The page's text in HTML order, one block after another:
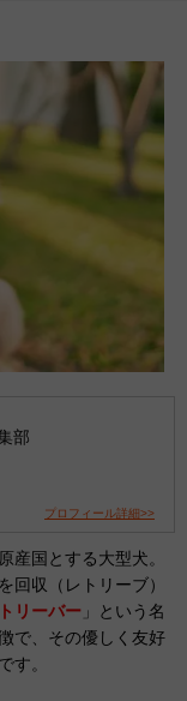
部
プロフィール詳細>>
産国とする大型犬。
回収（レトリーブ）
リーバー 」という名
で、その優しく友好
です。